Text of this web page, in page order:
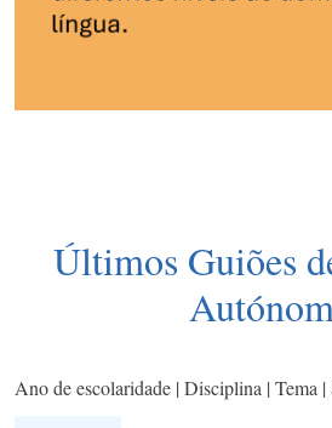
Últimos Guiões
Ano de escolaridade | Disciplina | Tema |